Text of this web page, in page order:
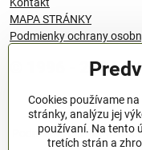
MAPA STRÁNKY
Podmienky ochrany
© 1996 - 2024
Podmienky ochrany
Cookies používame
stránky, analýzu jej
používaní. Na tento
tretích strán a